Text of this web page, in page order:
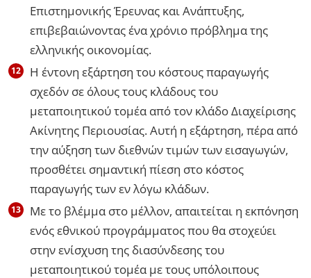
Επιστημονικής Έρευνας και Ανάπτυξης,
επιβεβαιώνοντας ένα χρόνιο πρόβλημα της
ελληνικής οικονομίας.
Η έντονη εξάρτηση του κόστους παραγωγής
σχεδόν σε όλους τους κλάδους του
μεταποιητικού τομέα από τον κλάδο Διαχείρισης
Ακίνητης Περιουσίας. Αυτή η εξάρτηση, πέρα από
την αύξηση των διεθνών τιμών των εισαγωγών,
προσθέτει σημαντική πίεση στο κόστος
παραγωγής των εν λόγω κλάδων.
Με το βλέμμα στο μέλλον, απαιτείται η εκπόνηση
ενός εθνικού προγράμματος που θα στοχεύει
στην ενίσχυση της διασύνδεσης του
μεταποιητικού τομέα με τους υπόλοιπους